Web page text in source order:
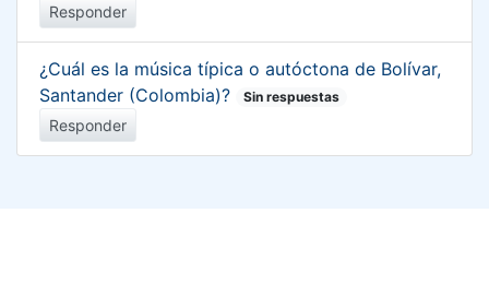
Responder
¿Cuál es la música típica o autóctona de Bolívar,
Santander (Colombia)?
Sin respuestas
Responder